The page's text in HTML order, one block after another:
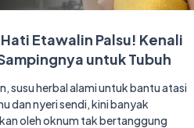
Etawalin Palsu! Kenali
untuk Tubuh
susu herbal alami untuk bantu atasi
dan nyeri sendi, kini banyak
oleh oknum tak bertanggung